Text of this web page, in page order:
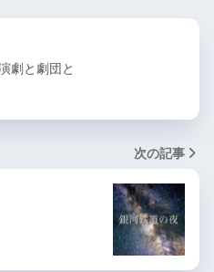
劇と劇団と
次の記事